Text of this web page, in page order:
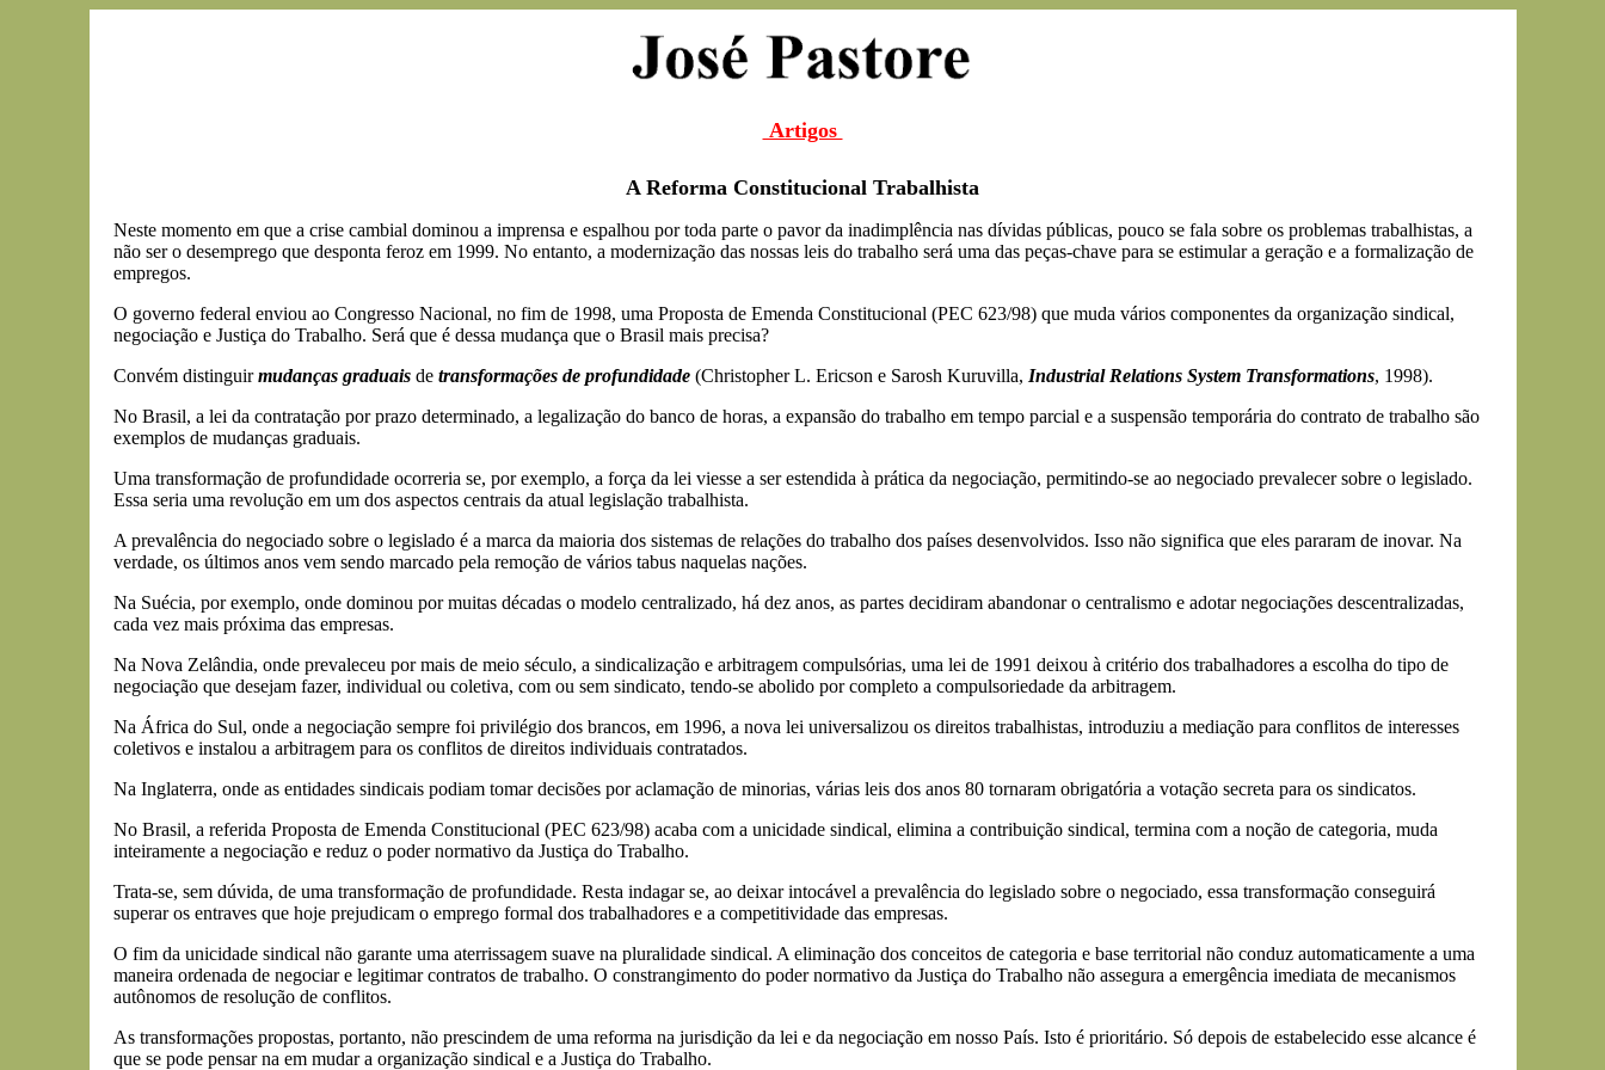
Artigos
A Reforma Constitucional Trabalhista
Neste momento em que a crise cambial dominou a imprensa e espalhou por toda parte o pavor da inadimplência nas dívidas públicas, pouco se fala sobre os problemas trabalhistas, a
não ser o desemprego que desponta feroz em 1999. No entanto, a modernização das nossas leis do trabalho será uma das peças-chave para se estimular a geração e a formalização de
empregos.
O governo federal enviou ao Congresso Nacional, no fim de 1998, uma Proposta de Emenda Constitucional (PEC 623/98) que muda vários componentes da organização sindical,
negociação e Justiça do Trabalho. Será que é dessa mudança que o Brasil mais precisa?
Convém distinguirmudanças graduaisde transformações de profundidade(Christopher L. Ericson e Sarosh Kuruvilla, Industrial Relations System Transformations, 1998).
No Brasil, a lei da contratação por prazo determinado, a legalização do banco de horas, a expansão do trabalho em tempo parcial e a suspensão temporária do contrato de trabalho são
exemplos de mudanças graduais.
Uma transformação de profundidade ocorreria se, por exemplo, a força da lei viesse a ser estendida à prática da negociação, permitindo-se ao negociado prevalecer sobre o legislado.
Essa seria uma revolução em um dos aspectos centrais da atual legislação trabalhista.
A prevalência do negociado sobre o legislado é a marca da maioria dos sistemas de relações do trabalho dos países desenvolvidos. Isso não significa que eles pararam de inovar. Na
verdade, os últimos anos vem sendo marcado pela remoção de vários tabus naquelas nações.
Na Suécia, por exemplo, onde dominou por muitas décadas o modelo centralizado, há dez anos, as partes decidiram abandonar o centralismo e adotar negociações descentralizadas,
cada vez mais próxima das empresas.
Na Nova Zelândia, onde prevaleceu por mais de meio século, a sindicalização e arbitragem compulsórias, uma lei de 1991 deixou à critério dos trabalhadores a escolha do tipo de
negociação que desejam fazer, individual ou coletiva, com ou sem sindicato, tendo-se abolido por completo a compulsoriedade da arbitragem.
Na África do Sul, onde a negociação sempre foi privilégio dos brancos, em 1996, a nova lei universalizou os direitos trabalhistas, introduziu a mediação para conflitos de interesses
coletivos e instalou a arbitragem para os conflitos de direitos individuais contratados.
Na Inglaterra, onde as entidades sindicais podiam tomar decisões por aclamação de minorias, várias leis dos anos 80 tornaram obrigatória a votação secreta para os sindicatos.
No Brasil, a referida Proposta de Emenda Constitucional (PEC 623/98) acaba com a unicidade sindical, elimina a contribuição sindical, termina com a noção de categoria, muda
inteiramente a negociação e reduz o poder normativo da Justiça do Trabalho.
Trata-se, sem dúvida, de uma transformação de profundidade. Resta indagar se, ao deixar intocável a prevalência do legislado sobre o negociado, essa transformação conseguirá
superar os entraves que hoje prejudicam o emprego formal dos trabalhadores e a competitividade das empresas.
O fim da unicidade sindical não garante uma aterrissagem suave na pluralidade sindical. A eliminação dos conceitos de categoria e base territorial não conduz automaticamente a uma
maneira ordenada de negociar e legitimar contratos de trabalho. O constrangimento do poder normativo da Justiça do Trabalho não assegura a emergência imediata de mecanismos
autônomos de resolução de conflitos.
As transformações propostas, portanto, não prescindem de uma reforma na jurisdição da lei e da negociação em nosso País. Isto é prioritário. Só depois de estabelecido esse alcance é
que se pode pensar na em mudar a organização sindical e a Justiça do Trabalho.